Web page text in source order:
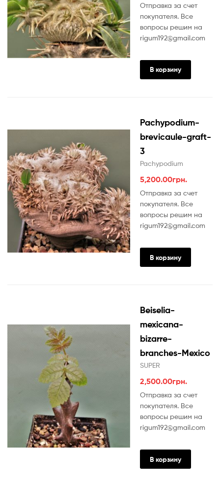
Отправка за счет
покупателя. Все
вопросы решим на
rigum192@gmail.com
В корзину
Pachypodium-
brevicaule-graft-
3
Pachypodium
5,200.00грн.
Отправка за счет
покупателя. Все
вопросы решим на
rigum192@gmail.com
В корзину
Beiselia-
mexicana-
bizarre-
branches-Mexico
SUPER
2,500.00грн.
Отправка за счет
покупателя. Все
вопросы решим на
rigum192@gmail.com
В корзину